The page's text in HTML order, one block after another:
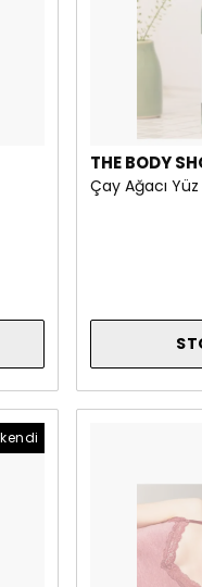
THE BODY
Çay Ağacı